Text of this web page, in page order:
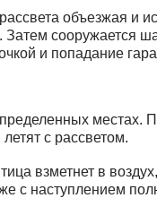
объезжая и
Затем сооружается
и попадание
местах.
с рассветом.
взметнет в
с наступлением